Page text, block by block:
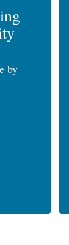
by